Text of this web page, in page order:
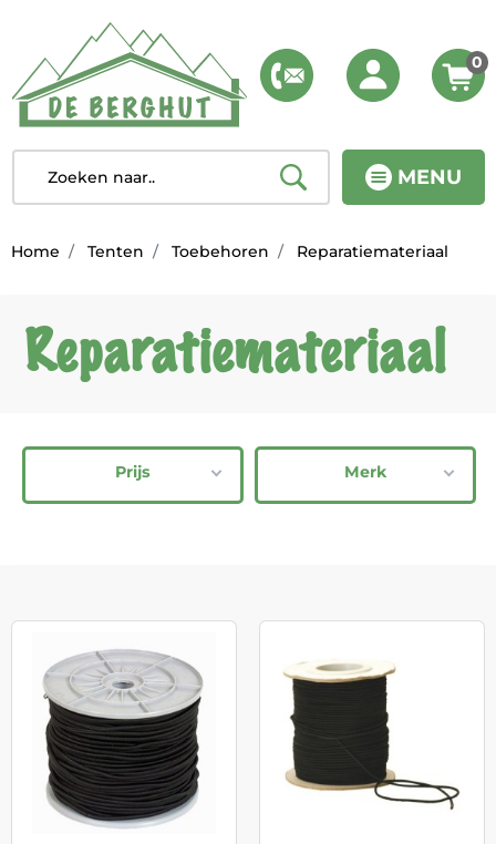
MENU
0
Home Tenten Toebehoren Reparatiemateriaal
Reparatiemateriaal
Prijs Merk